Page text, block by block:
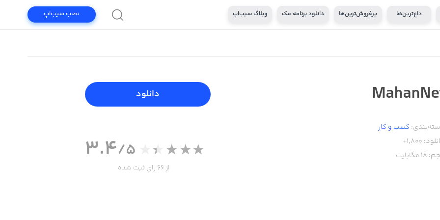
داغ‌ترین‌ها پرفروش‌ترین‌ها دانلود برنامه مک وبلاگ سیب‌اپ نصب سیب‌اپ
کسب‌ و ‌کار
1,800+
18 مگابایت
دانلود
3.4/5
از 66 رای ثبت شده